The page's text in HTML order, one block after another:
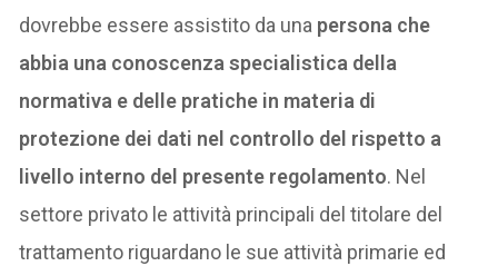
dovrebbe essere assistito da una persona che
abbia una conoscenza specialistica della
normativa e delle pratiche in materia di
protezione dei dati nel controllo del rispetto a
livello interno del presente regolamento. Nel
settore privato le attività principali del titolare del
trattamento riguardano le sue attività primarie ed